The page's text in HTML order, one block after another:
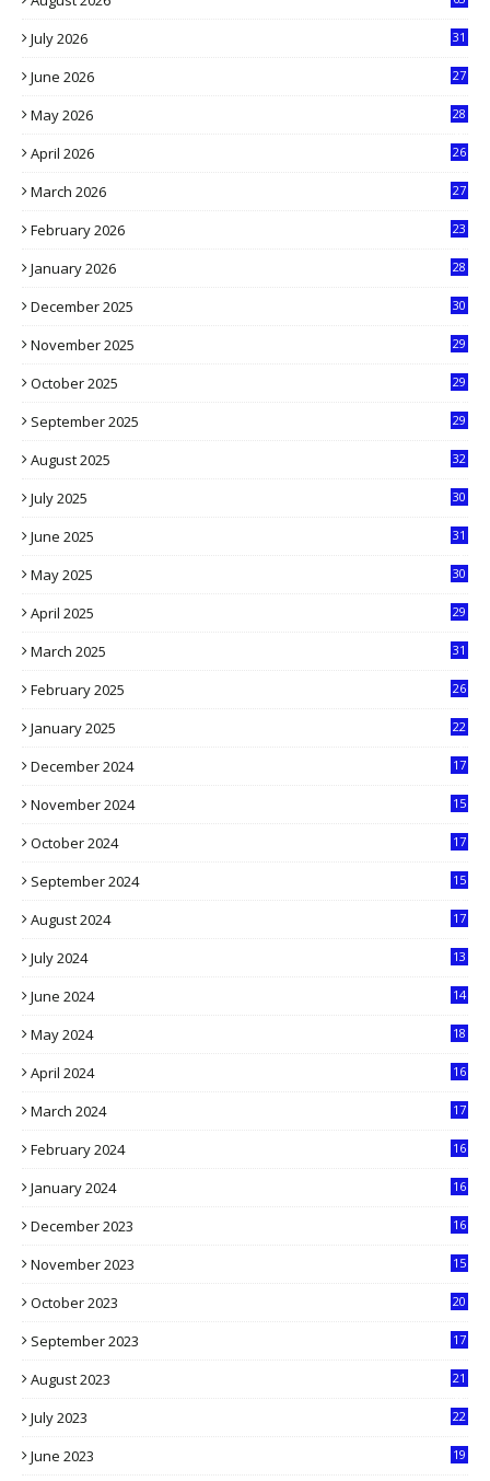
July 2026
31
June 2026
27
May 2026
28
April 2026
26
March 2026
27
February 2026
23
January 2026
28
December 2025
30
November 2025
29
October 2025
29
September 2025
29
August 2025
32
July 2025
30
June 2025
31
May 2025
30
April 2025
29
March 2025
31
February 2025
26
January 2025
22
December 2024
17
November 2024
15
October 2024
17
September 2024
15
August 2024
17
July 2024
13
June 2024
14
May 2024
18
April 2024
16
March 2024
17
February 2024
16
January 2024
16
December 2023
16
November 2023
15
October 2023
20
September 2023
17
August 2023
21
July 2023
22
June 2023
19